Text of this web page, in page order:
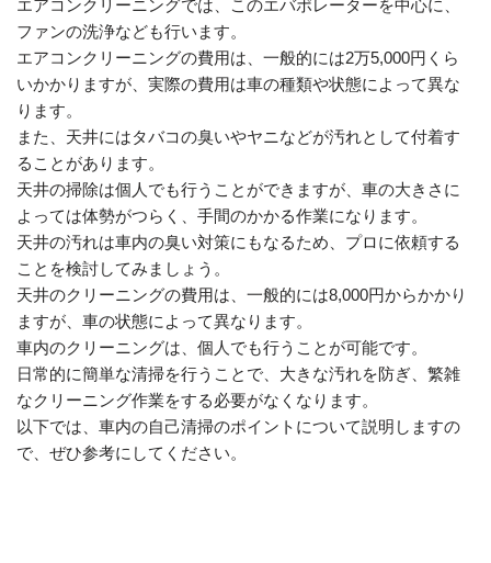
エアコンクリーニングでは、このエバポレーターを中心に、
ファンの洗浄なども行います。
エアコンクリーニングの費用は、一般的には2万5,000円くら
いかかりますが、実際の費用は車の種類や状態によって異な
ります。
また、天井にはタバコの臭いやヤニなどが汚れとして付着す
ることがあります。
天井の掃除は個人でも行うことができますが、車の大きさに
よっては体勢がつらく、手間のかかる作業になります。
天井の汚れは車内の臭い対策にもなるため、プロに依頼する
ことを検討してみましょう。
天井のクリーニングの費用は、一般的には8,000円からかかり
ますが、車の状態によって異なります。
車内のクリーニングは、個人でも行うことが可能です。
日常的に簡単な清掃を行うことで、大きな汚れを防ぎ、繁雑
なクリーニング作業をする必要がなくなります。
以下では、車内の自己清掃のポイントについて説明しますの
で、ぜひ参考にしてください。